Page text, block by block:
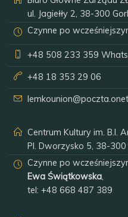
ul. Jagiełły 2, 38-300
Czynne po
+48 508 233 359
+48 18 353 29 06
Centrum Kultury im. B.I.
Pl. Dworzysko 5, 38-300
Czynne po
Ewa Świątkowska,
tel:+48 668 487 389